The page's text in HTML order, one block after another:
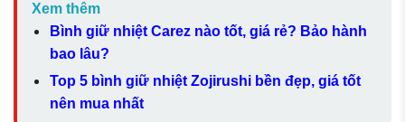
Xem thêm
Bình giữ nhiệt Carez nào tốt, giá rẻ? Bảo hành
bao lâu?
Top 5 bình giữ nhiệt Zojirushi bền đẹp, giá tốt
nên mua nhất